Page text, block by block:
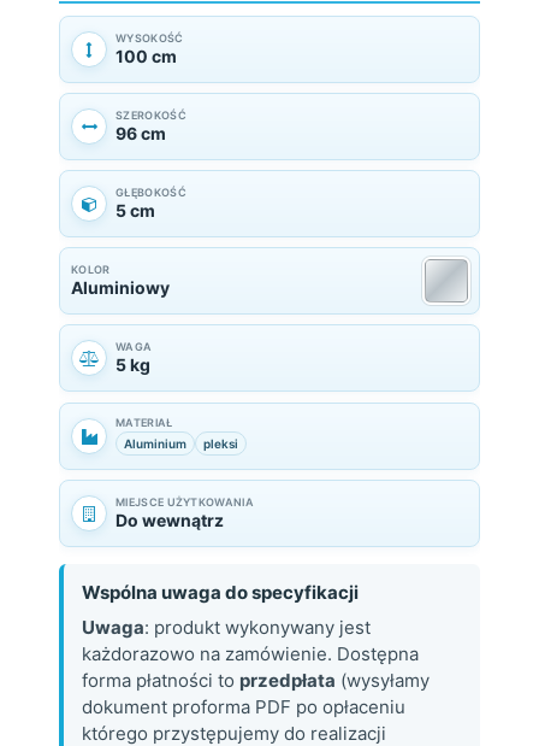
WYSOKOŚĆ
100 cm
SZEROKOŚĆ
96 cm
GŁĘBOKOŚĆ
5 cm
KOLOR
Aluminiowy
WAGA
5 kg
MATERIAŁ
Aluminium pleksi
MIEJSCE UŻYTKOWANIA
Do wewnątrz
Wspólna uwaga do specyfikacji
Uwaga: produkt wykonywany jest
każdorazowo na zamówienie. Dostępna
forma płatności to przedpłata (wysyłamy
dokument proforma PDF po opłaceniu
którego przystępujemy do realizacji